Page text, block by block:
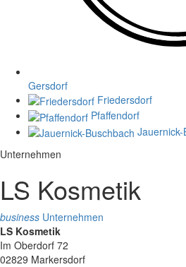
Gersdorf
Friedersdorf
Pfaffendorf
Unternehmen
LS Kosmetik
business Unternehmen
LS Kosmetik
Im Oberdorf 72
02829 Markersdorf